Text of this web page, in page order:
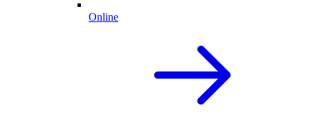
Online